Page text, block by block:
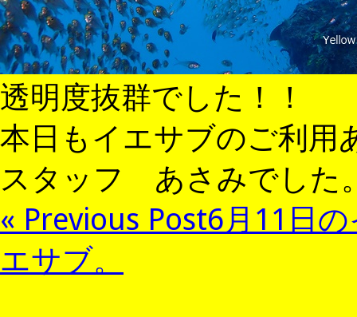
透明度抜群でした！！
本日もイエサブのご利用
スタッフ あさみでした
« Previous Post6月11日
エサブ。